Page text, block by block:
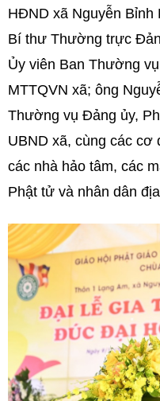
HĐND xã Nguyễn Bỉnh
Bí thư Thường trực
Ủy viên Ban Thường
MTTQVN xã; ông
Thường vụ Đảng ủy,
UBND xã, cùng các cơ
các nhà hảo tâm, các
Phật tử và nhân dân